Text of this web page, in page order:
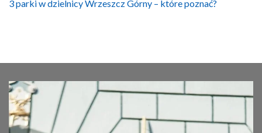
3 parki w dzielnicy Wrzeszcz Górny – które poznać?